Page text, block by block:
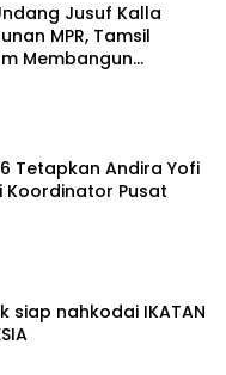
Jusuf Kalla
MPR, Tamsil
Membangun
Bangsa
Tetapkan Andira Yofi
Koordinator Pusat
siap nahkodai IKATAN